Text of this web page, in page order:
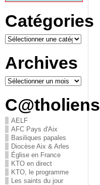
Catégories
Archives
C@tholiens
AELF
AFC Pays d'Aix
Basiliques papales
Diocèse Aix & Arles
Église en France
KTO en direct
KTO, le programme
Les saints du jour